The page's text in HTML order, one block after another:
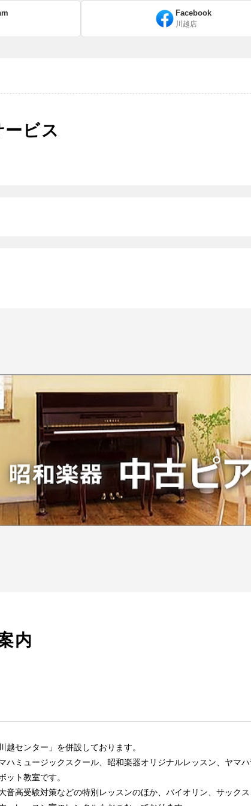
Facebook
川越店
ビス
内
越センター」を併設しております。
ハミュージックスクール、昭和楽器オリジナルレッスン、ヤマハ
ット教室です。
音高受験対策などの特別レッスンのほか、バイオリン、サック